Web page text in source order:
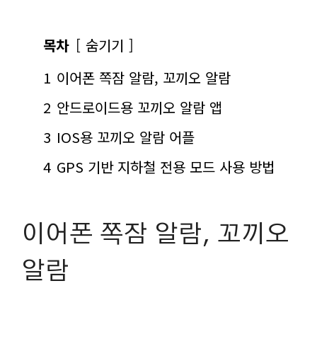
목차
숨기기
1 이어폰 쪽잠 알람, 꼬끼오 알람
2 안드로이드용 꼬끼오 알람 앱
3 IOS용 꼬끼오 알람 어플
4 GPS 기반 지하철 전용 모드 사용 방법
이어폰 쪽잠 알람, 꼬끼오
알람